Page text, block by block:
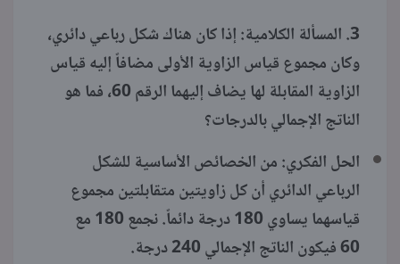
3. المسألة الكلامية: إذا كان هناك شكل رباعي دائري،
وكان مجموع قياس الزاوية الأولى مضافاً إليه قياس
الزاوية المقابلة لها يضاف إليهما الرقم 60، فما هو
الناتج الإجمالي بالدرجات؟
الحل الفكري: من الخصائص الأساسية للشكل
الرباعي الدائري أن كل زاويتين متقابلتين مجموع
قياسهما يساوي 180 درجة دائماً. نجمع 180 مع
60 فيكون الناتج الإجمالي 240 درجة.